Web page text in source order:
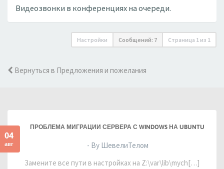
Видеозвонки в конференциях на очереди.
Настройки Сообщений: 7 Страница 1 из 1
Вернуться в Предложения и пожелания
04
авг
ПРОБЛЕМА МИГРАЦИИ СЕРВЕРА С WINDOWS НА UBUNTU
- By ШевелиТелом
Замените все пути в настройках на Z:\var\lib\mych[…]